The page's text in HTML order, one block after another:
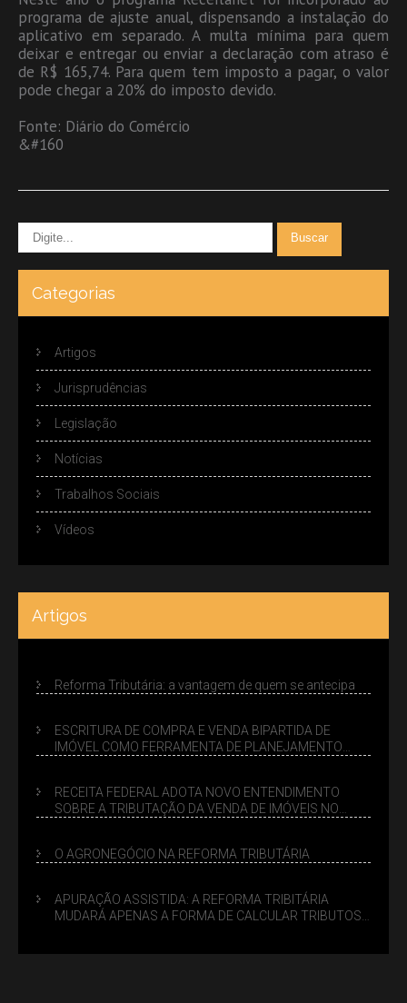
programa de ajuste anual, dispensando a instalação do
aplicativo em separado. A multa mínima para quem
deixar e entregar ou enviar a declaração com atraso é
de R$ 165,74. Para quem tem imposto a pagar, o valor
pode chegar a 20% do imposto devido.
Fonte: Diário do Comércio
&#160
Categorias
Artigos
Jurisprudências
Legislação
Notícias
Trabalhos Sociais
Vídeos
Artigos
Reforma Tributária: a vantagem de quem se antecipa
ESCRITURA DE COMPRA E VENDA BIPARTIDA DE
IMÓVEL COMO FERRAMENTA DE PLANEJAMENTO
RECEITA FEDERAL ADOTA NOVO ENTENDIMENTO
SOBRE A TRIBUTAÇÃO DA VENDA DE IMÓVEIS NO
O AGRONEGÓCIO NA REFORMA TRIBUTÁRIA
APURAÇÃO ASSISTIDA: A REFORMA TRIBITÁRIA
MUDARÁ APENAS A FORMA DE CALCULAR TRIBUTOS